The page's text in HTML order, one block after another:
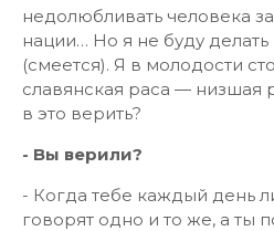
недолюбливать человека
нации… Но я не буду
(смеется). Я в молодости
славянская раса —
в это верить?
- Вы верили?
- Когда тебе каждый день
говорят одно и то же, а ты